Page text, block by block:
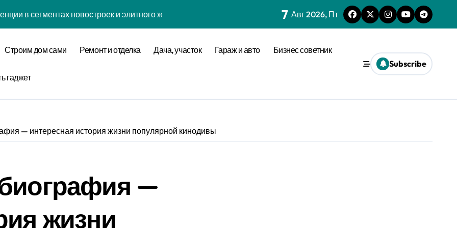
современной бизнес-стратегии
улице 24
бизнес-класса у метро Павелецкая
и сервисных станций на крупных проспектах
7 Авг 2026, Пт
Строим дом сами Ремонт и отделка Дача, участок Гараж и авто Бизнес советник
гаджет
Subscribe
— интересная история жизни популярной кинодивы
—
жизни